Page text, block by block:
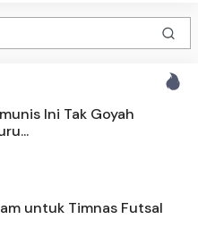
Ini Tak Goyah
untuk Timnas Futsal